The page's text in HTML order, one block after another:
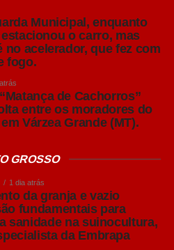
novas instalações
em estruturas existentes, o
animais em lotes, manter
mesmas salas e realizar o
a sanidade do rebanho”,
em
bancos
Frederico Tannure Filho,
Municipal, enquanto
o carro, mas
no acelerador, que fez com
fogo.
de Cachorros”
entre os moradores do
Várzea Grande (MT).
GROSSO
1 dia atrás
da granja e vazio
fundamentais para
sanidade na suinocultura,
da Embrapa